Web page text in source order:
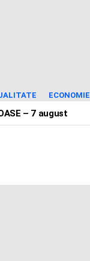
ECONOMIE
– 7 august